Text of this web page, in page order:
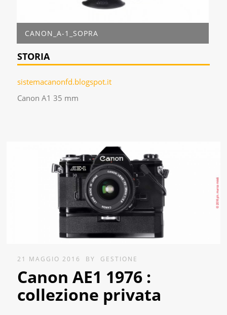
CANON_A-1_SOPRA
STORIA
sistemacanonfd.blogspot.it
Canon A1 35 mm
21 MAGGIO 2016 BY GESTIONE
Canon AE1 1976 :
collezione privata